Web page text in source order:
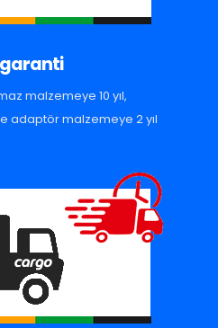
garanti
malzemeye 10 yıl,
adaptör malzemeye 2 yıl